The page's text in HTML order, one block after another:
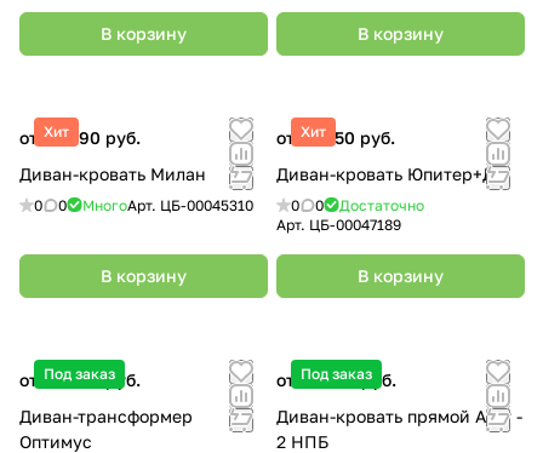
В корзину В корзину
Хит
от 29 990 руб.
Диван-кровать Милан
0 0 МногоАрт. ЦБ-00045310
В корзину
Хит
от 81 450 руб.
Диван-кровать Юпитер+ДС
0 0
Достаточно
Арт. ЦБ-00047189
В корзину
Под заказ
от 49 500 руб.
Диван-трансформер
Оптимус
Под заказ
от 58 500 руб.
Диван-кровать прямой Агат -
2 НПБ